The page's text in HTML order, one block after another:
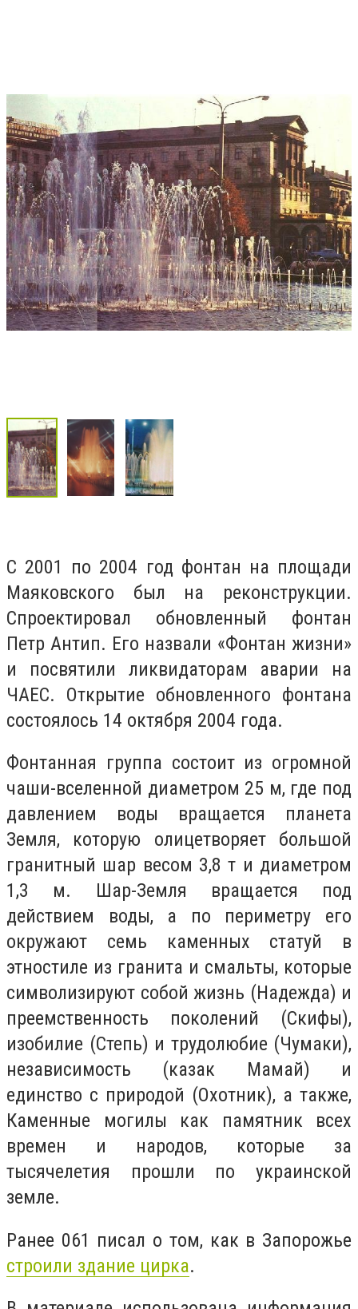
С 2001 по 2004 год фонтан на площади
Маяковского был на реконструкции.
Спроектировал обновленный фонтан
Петр Антип. Его назвали «Фонтан жизни»
и посвятили ликвидаторам аварии на
ЧАЕС. Открытие обновленного фонтана
состоялось 14 октября 2004 года.
Фонтанная группа состоит из огромной
чаши-вселенной диаметром 25 м, где под
давлением воды вращается планета
Земля, которую олицетворяет большой
гранитный шар весом 3,8 т и диаметром
1,3 м. Шар-Земля вращается под
действием воды, а по периметру его
окружают семь каменных статуй в
этностиле из гранита и смальты, которые
символизируют собой жизнь (Надежда) и
преемственность поколений (Скифы),
изобилие (Степь) и трудолюбие (Чумаки),
независимость (казак Мамай) и
единство с природой (Охотник), а также,
Каменные могилы как памятник всех
времен и народов, которые за
тысячелетия прошли по украинской
земле.
Ранее 061 писал о том, как в Запорожье
строили здание цирка.